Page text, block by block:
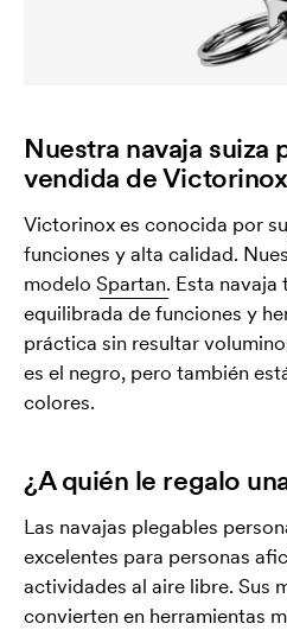
Nuestra navaja suiza
vendida de Victorinox
Victorinox es conocida por
funciones y alta calidad.
modelo Spartan. Esta navaja
equilibrada de funciones y
práctica sin resultar
es el negro, pero también
colores.
¿A quién le regalo
Las navajas plegables
excelentes para personas
actividades al aire libre. Sus
convierten en herramientas